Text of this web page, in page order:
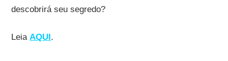
descobrirá seu segredo?
Leia AQUI.